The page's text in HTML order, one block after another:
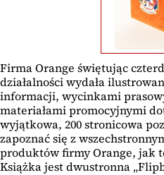
Firma Orange świętując
działalności wydała
informacji, wycinkami
materiałami promocyjnymi
wyjątkowa, 200 stronicowa
zapoznać się z
produktów firmy Orange, jak
Książka jest dwustronna